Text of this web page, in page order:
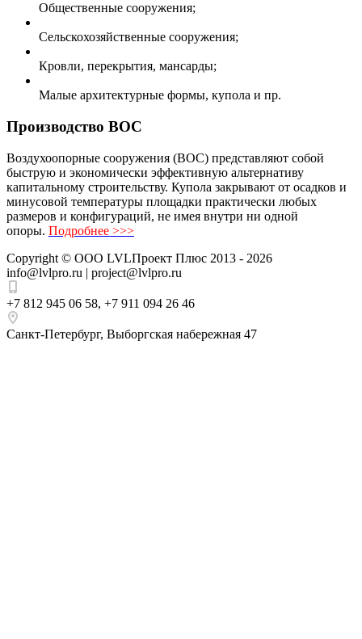
Общественные сооружения;
Сельскохозяйственные сооружения;
Кровли, перекрытия, мансарды;
Малые архитектурные формы, купола и пр.
Производство ВОС
Воздухоопорные сооружения (ВОС) представляют собой
быструю и экономически эффективную альтернативу
капитальному строительству. Купола закрывают от осадков и
минусовой температуры площадки практически любых
размеров и конфигураций, не имея внутри ни одной
опоры. Подробнее >>>
Copyright © ООО LVLПроект Плюс 2013 - 2026
info@lvlpro.ru | project@lvlpro.ru
+7 812 945 06 58, +7 911 094 26 46
Санкт-Петербург, Выборгская набережная 47